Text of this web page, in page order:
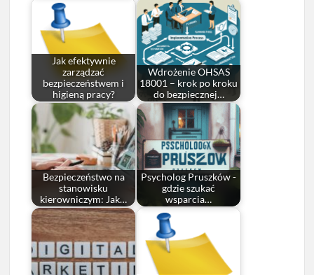
Jak efektywnie
zarządzać
bezpieczeństwem i
higieną pracy?
Wdrożenie OHSAS
18001 – krok po kroku
do bezpiecznej…
Bezpieczeństwo na
stanowisku
kierowniczym: Jak…
Psycholog Pruszków -
gdzie szukać
wsparcia…